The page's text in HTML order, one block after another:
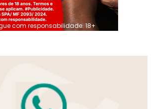
com responsabilidade. 18+